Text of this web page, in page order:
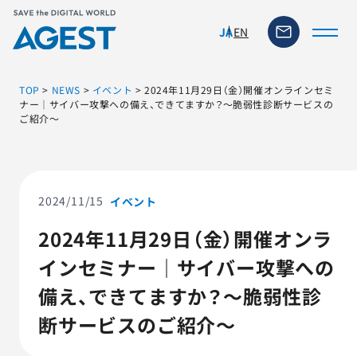
JAEN
脆弱性リスク管理ツール
TFACT (AIテストツール)
ニュース
TOP > NEWS > イベント >2024年11月29日（金）開催オンラインセミ
ナー｜サイバー攻撃への備え、できてますか？～脆弱性診断サービスの
ご紹介～
2024/11/15 イベント
2024年11月29日（金）開催オンラ
インセミナー｜サイバー攻撃への
備え、できてますか？～脆弱性診
断サービスのご紹介～